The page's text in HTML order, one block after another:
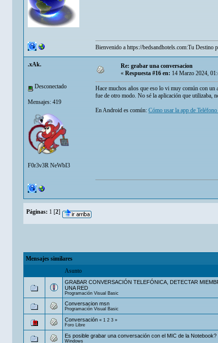
Bienvenido ahttps://bedsandhotels.com:Tu Destino
.xAk.
Desconectado
Mensajes: 419
F0r3v3R NeWbI3
Re: grabar una conversacion
«Respuesta #16 en:14 Marzo 2024,
Hace muchos años que eso lo vi muy común con un
fue de otro modo. No sé la aplicación que utilizaba,
En Android es común:Cómo usar la app de
Páginas: 1 [2]
Mensajes similares
Asunto
GRABAR CONVERSACIÓN TELEFÓNICA, DETECTAR
UNA RED
Programación Visual Basic
Conversacion msn
Programación Visual Basic
Conversación «1 2 3»
Foro Libre
Es posible grabar una conversación con el MIC de la Notebook?
Windows